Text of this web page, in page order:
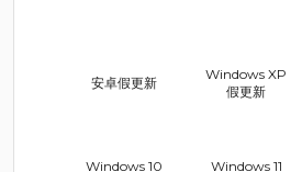
安卓假更新
Windows XP
假更新
Windows 10
Windows 11